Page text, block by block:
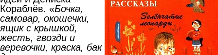
Кораблёв. «Бочка,
самовар, окошечки,
ящик с крышкой,
жесть, гвозди и
веревочки, краска, бак